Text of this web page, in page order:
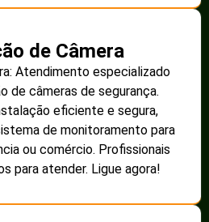
de Câmera
Atendimento especializado
de câmeras de segurança.
eficiente e segura,
de monitoramento para
ou comércio. Profissionais
para atender. Ligue agora!